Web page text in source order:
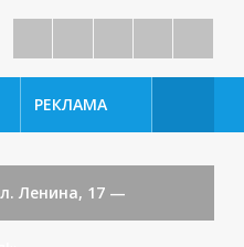
РЕКЛАМА
Ленина, 17 —